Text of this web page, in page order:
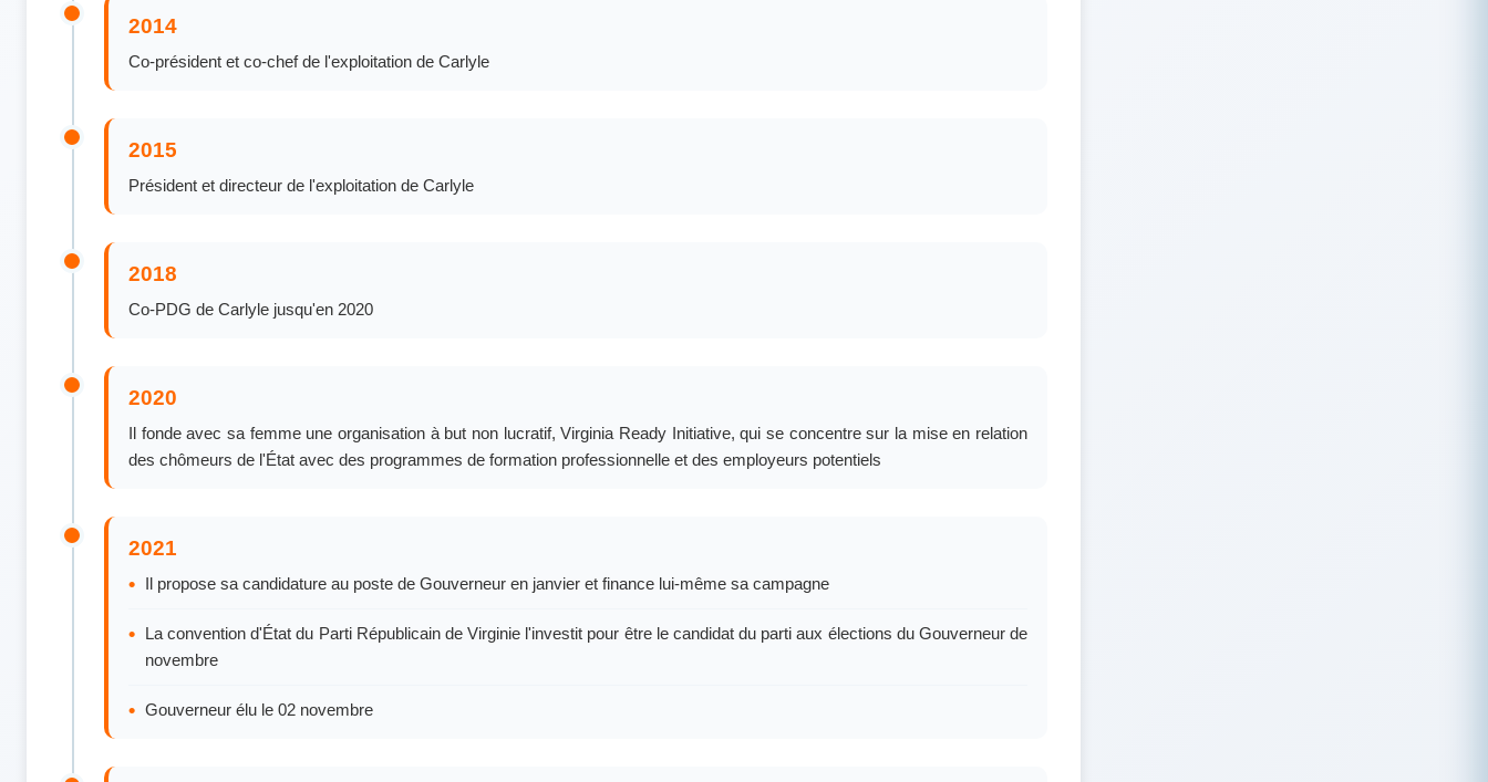
2014
Co-président et co-chef de l'exploitation de Carlyle
2015
Président et directeur de l'exploitation de Carlyle
2018
Co-PDG de Carlyle jusqu'en 2020
2020
Il fonde avec sa femme une organisation à but non lucratif, Virginia Ready Initiative, qui se concentre sur la mise en relation
des chômeurs de l'État avec des programmes de formation professionnelle et des employeurs potentiels
2021
Il propose sa candidature au poste de Gouverneur en janvier et finance lui-même sa campagne
La convention d'État du Parti Républicain de Virginie l'investit pour être le candidat du parti aux élections du Gouverneur de
novembre
Gouverneur élu le 02 novembre